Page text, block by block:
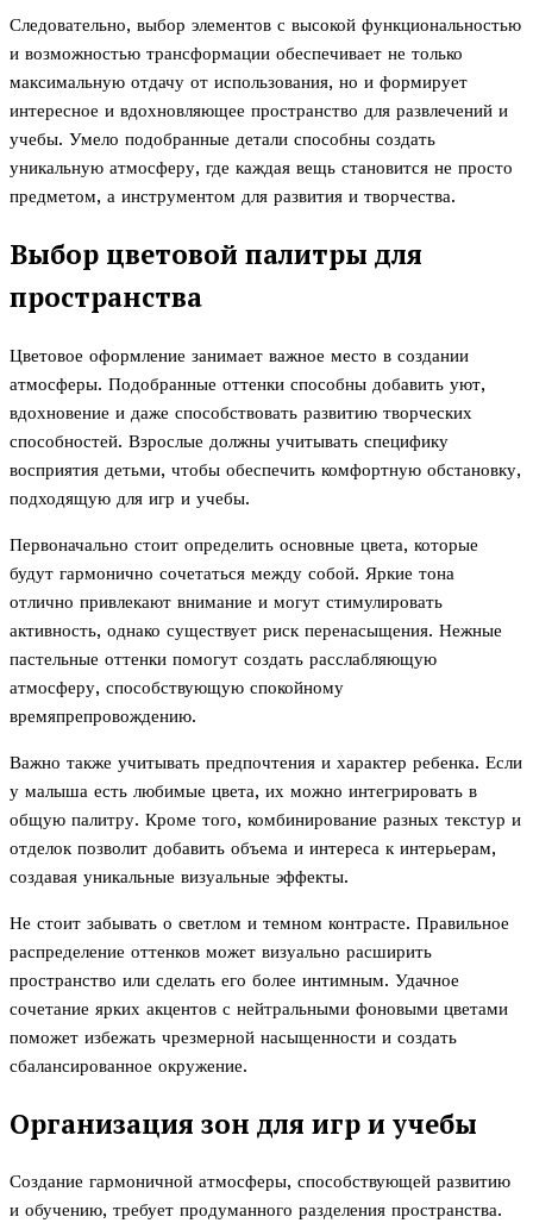
Следовательно, выбор элементов с высокой функциональностью
и возможностью трансформации обеспечивает не только
максимальную отдачу от использования, но и формирует
интересное и вдохновляющее пространство для развлечений и
учебы. Умело подобранные детали способны создать
уникальную атмосферу, где каждая вещь становится не просто
предметом, а инструментом для развития и творчества.
Выбор цветовой палитры для
пространства
Цветовое оформление занимает важное место в создании
атмосферы. Подобранные оттенки способны добавить уют,
вдохновение и даже способствовать развитию творческих
способностей. Взрослые должны учитывать специфику
восприятия детьми, чтобы обеспечить комфортную обстановку,
подходящую для игр и учебы.
Первоначально стоит определить основные цвета, которые
будут гармонично сочетаться между собой. Яркие тона
отлично привлекают внимание и могут стимулировать
активность, однако существует риск перенасыщения. Нежные
пастельные оттенки помогут создать расслабляющую
атмосферу, способствующую спокойному
времяпрепровождению.
Важно также учитывать предпочтения и характер ребенка. Если
у малыша есть любимые цвета, их можно интегрировать в
общую палитру. Кроме того, комбинирование разных текстур и
отделок позволит добавить объема и интереса к интерьерам,
создавая уникальные визуальные эффекты.
Не стоит забывать о светлом и темном контрасте. Правильное
распределение оттенков может визуально расширить
пространство или сделать его более интимным. Удачное
сочетание ярких акцентов с нейтральными фоновыми цветами
поможет избежать чрезмерной насыщенности и создать
сбалансированное окружение.
Организация зон для игр и учебы
Создание гармоничной атмосферы, способствующей развитию
и обучению, требует продуманного разделения пространства.